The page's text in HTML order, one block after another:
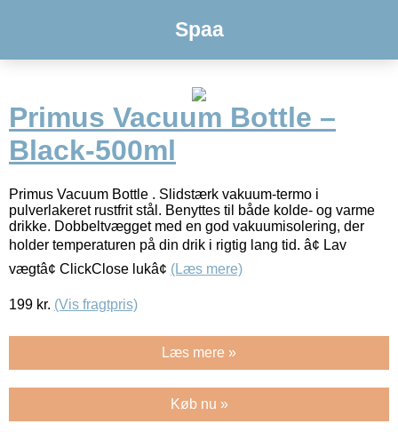
Spaa
Primus Vacuum Bottle –
Black-500ml
Primus Vacuum Bottle . Slidstærk vakuum-termo i
pulverlakeret rustfrit stål. Benyttes til både kolde- og varme
drikke. Dobbeltvægget med en god vakuumisolering, der
holder temperaturen på din drik i rigtig lang tid. â¢ Lav
vægtâ¢ ClickClose lukâ¢ (Læs mere)
199 kr. (Vis fragtpris)
Læs mere »
Køb nu »